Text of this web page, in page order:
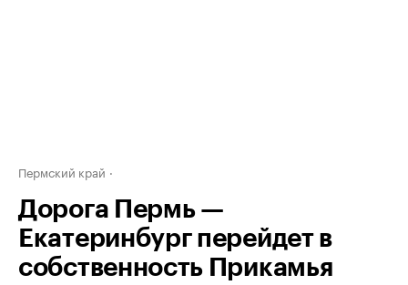
Пермский край
Дорога Пермь —
Екатеринбург перейдет в
собственность Прикамья